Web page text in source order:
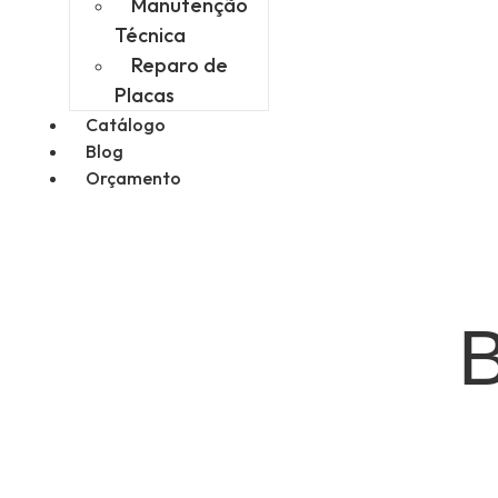
Manutenção
Técnica
Reparo de
Placas
Catálogo
Blog
Orçamento